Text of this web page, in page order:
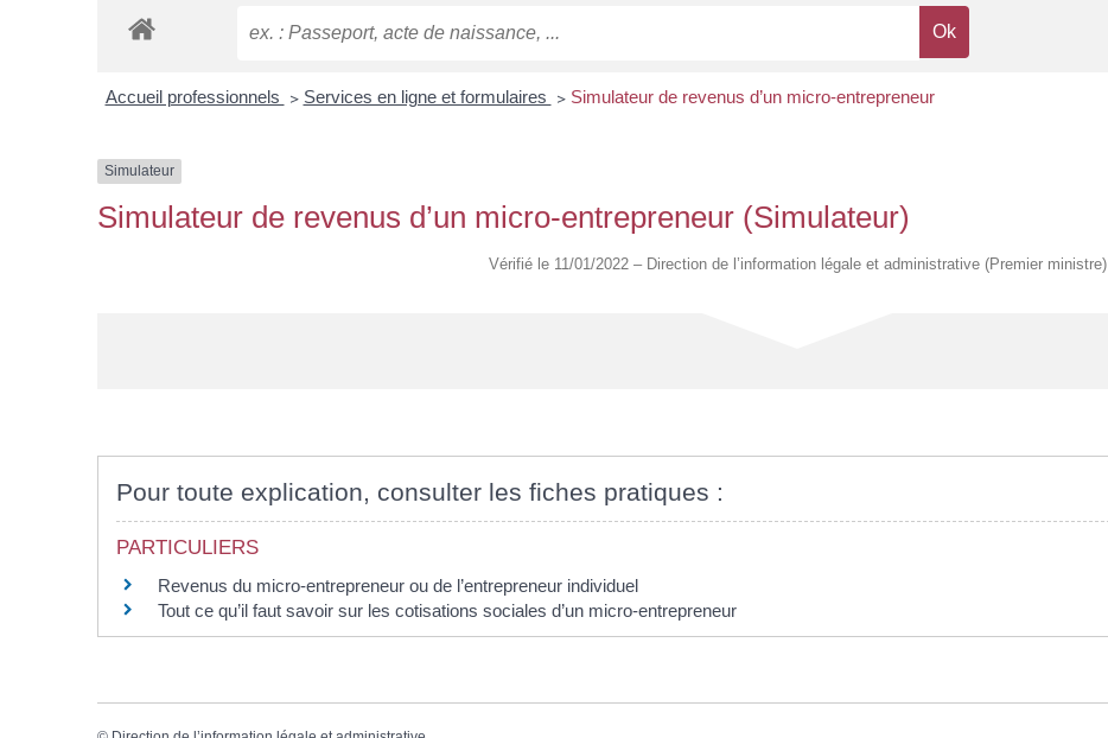
Accueil professionnels > Services en ligne et formulaires > Simulateur de revenus d’un micro-entrepreneur
Simulateur
Simulateur de revenus d’un micro-entrepreneur (Simulateur)
Vérifié le 11/01/2022 – Direction de l’information légale et administrative (Premier ministre)
Pour toute explication, consulter les fiches pratiques :
PARTICULIERS
Revenus du micro-entrepreneur ou de l’entrepreneur individuel
Tout ce qu’il faut savoir sur les cotisations sociales d’un micro-entrepreneur